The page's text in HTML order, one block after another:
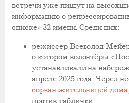
встречи уже пишут на
информацию о
списке» 32 имени. Среди них:
режиссёр Всеволод
о котором волонтёры
устанавливали на
апреле 2025 года. Через
сорван жительницей дома
против таблички;